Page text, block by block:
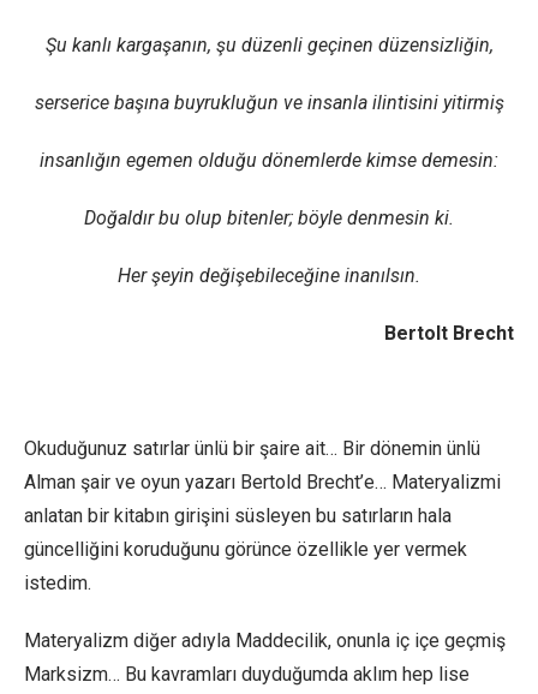
Şu kanlı kargaşanın, şu düzenli geçinen düzensizliğin,
serserice başına buyrukluğun ve insanla ilintisini yitirmiş
insanlığın egemen olduğu dönemlerde kimse demesin:
Doğaldır bu olup bitenler; böyle denmesin ki.
Her şeyin değişebileceğine inanılsın.
Bertolt Brecht
Okuduğunuz satırlar ünlü bir şaire ait… Bir dönemin ünlü
Alman şair ve oyun yazarı Bertold Brecht’e… Materyalizmi
anlatan bir kitabın girişini süsleyen bu satırların hala
güncelliğini koruduğunu görünce özellikle yer vermek
istedim.
Materyalizm diğer adıyla Maddecilik, onunla iç içe geçmiş
Marksizm… Bu kavramları duyduğumda aklım hep lise